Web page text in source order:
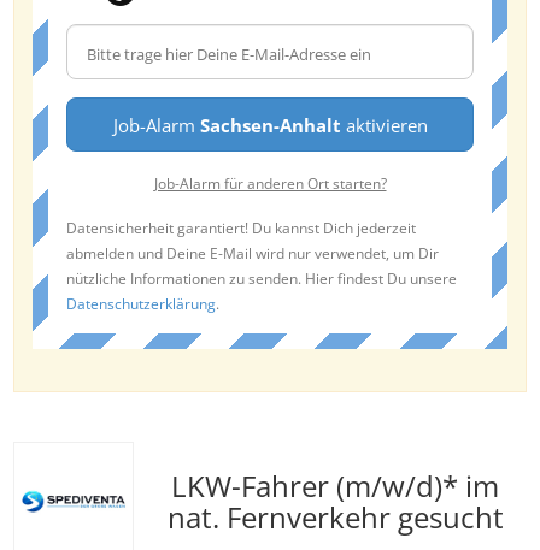
Job-Alarm Sachsen-Anhalt aktivieren
Job-Alarm für anderen Ort starten?
Datensicherheit garantiert! Du kannst Dich jederzeit
abmelden und Deine E-Mail wird nur verwendet, um Dir
nützliche Informationen zu senden. Hier findest Du unsere
Datenschutzerklärung.
LKW-Fahrer (m/w/d)* im
nat. Fernverkehr gesucht